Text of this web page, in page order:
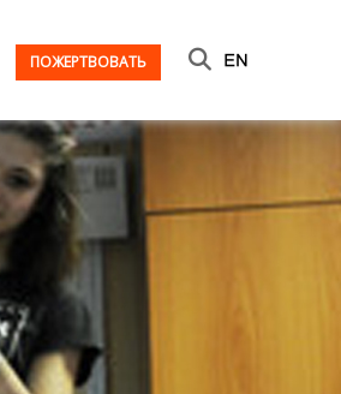
ПОЖЕРТВОВАТЬ